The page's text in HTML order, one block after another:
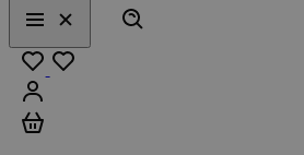
Menu
Zamknij